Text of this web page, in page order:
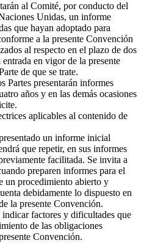
al Comité, por conducto del
Unidas, un informe
que hayan adoptado para
a la presente Convención
al respecto en el plazo de dos
en vigor de la presente
de que se trate.
Partes presentarán informes
años y en las demás ocasiones
aplicables al contenido de
un informe inicial
que repetir, en sus informes
facilitada. Se invita a
preparen informes para el
un procedimiento abierto y
debidamente lo dispuesto en
la presente Convención.
factores y dificultades que
de las obligaciones
Convención.